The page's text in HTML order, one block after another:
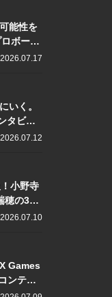
能性を
ボート
現する
2026.07.17
いく。
タビュ
2026.07.12
小野寺
穂の3メ
イバッ
2026.07.10
Games
ンテン